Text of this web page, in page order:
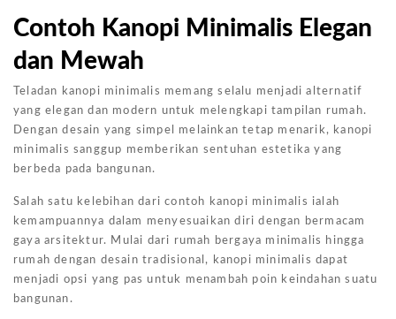
Contoh Kanopi Minimalis Elegan
dan Mewah
Teladan kanopi minimalis memang selalu menjadi alternatif
yang elegan dan modern untuk melengkapi tampilan rumah.
Dengan desain yang simpel melainkan tetap menarik, kanopi
minimalis sanggup memberikan sentuhan estetika yang
berbeda pada bangunan.
Salah satu kelebihan dari contoh kanopi minimalis ialah
kemampuannya dalam menyesuaikan diri dengan bermacam
gaya arsitektur. Mulai dari rumah bergaya minimalis hingga
rumah dengan desain tradisional, kanopi minimalis dapat
menjadi opsi yang pas untuk menambah poin keindahan suatu
bangunan.